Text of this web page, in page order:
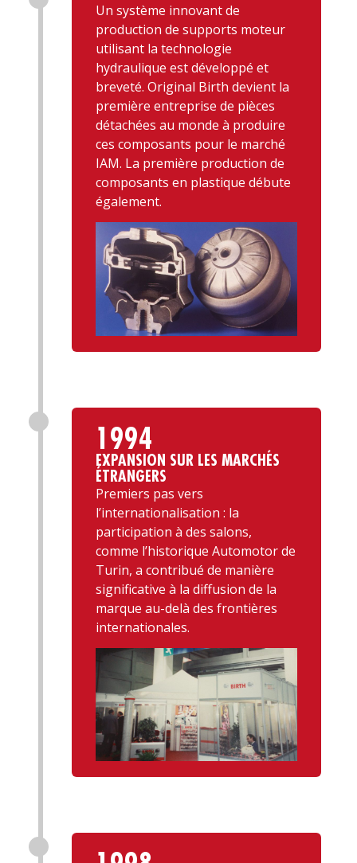
Un système innovant de
production de supports moteur
utilisant la technologie
hydraulique est développé et
breveté. Original Birth devient la
première entreprise de pièces
détachées au monde à produire
ces composants pour le marché
IAM. La première production de
composants en plastique débute
également.
1994
EXPANSION SUR LES MARCHÉS
ÉTRANGERS
Premiers pas vers
l’internationalisation : la
participation à des salons,
comme l’historique Automotor de
Turin, a contribué de manière
significative à la diffusion de la
marque au-delà des frontières
internationales.